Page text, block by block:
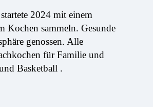
startete 2024 mit einem
Kochen sammeln. Gesunde
genossen. Alle
für Familie und
Basketball .